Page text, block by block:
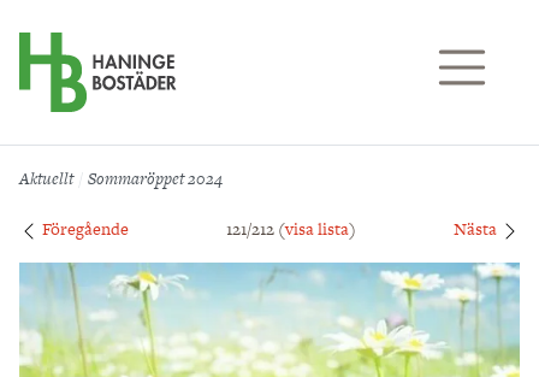
Aktuellt Sommaröppet 2024
Föregående 121/212 (visa lista) Nästa